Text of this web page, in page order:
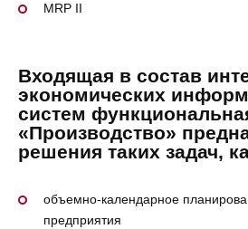
MRP II
Входящая в состав
экономических
систем
«Производство»
решения таких задач,
объемно-календарное
предприятия